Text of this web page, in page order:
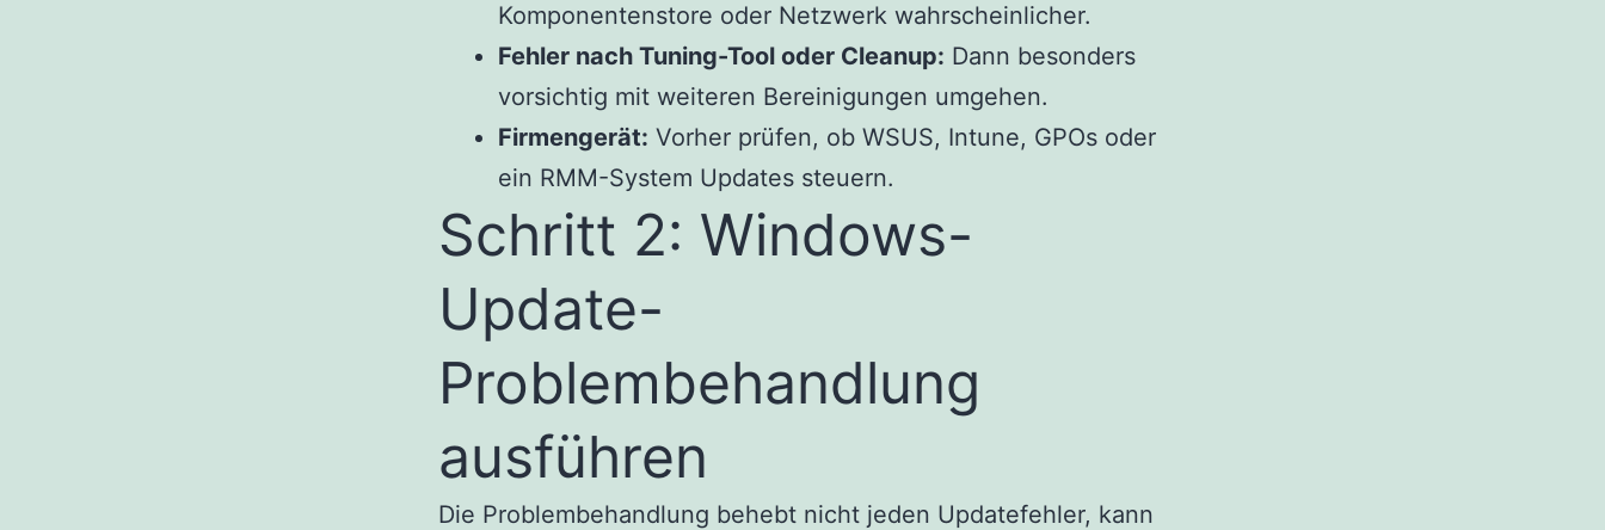
Komponentenstore oder Netzwerk wahrscheinlicher.
Fehler nach Tuning-Tool oder Cleanup: Dann besonders
vorsichtig mit weiteren Bereinigungen umgehen.
Firmengerät: Vorher prüfen, ob WSUS, Intune, GPOs oder
ein RMM-System Updates steuern.
Schritt 2: Windows-
Update-
Problembehandlung
ausführen
Die Problembehandlung behebt nicht jeden Updatefehler, kann